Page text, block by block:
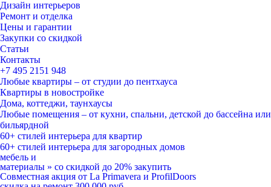
Дизайн интерьеров
Ремонт и отделка
Цены и гарантии
Закупки со скидкой
Статьи
Контакты
+7 495 2151 948
Любые квартиры – от студии до пентхауса
Квартиры в новостройке
Дома, коттеджи, таунхаусы
Любые помещения – от кухни, спальни, детской до бассейна или
бильярдной
60+ стилей интерьера для квартир
60+ стилей интерьера для загородных домов
мебель и
материалы » со скидкой до 20% закупить
Совместная акция от La Primavera и ProfilDoors